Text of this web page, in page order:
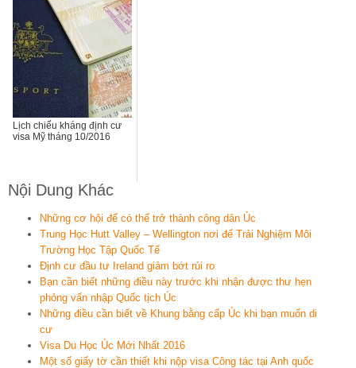
Lịch chiếu kháng định cư
visa Mỹ tháng 10/2016
Nội Dung Khác
Những cơ hội để có thể trở thành công dân Úc
Trung Học Hutt Valley – Wellington nơi để Trải Nghiệm Môi
Trường Học Tập Quốc Tế
Định cư đầu tư Ireland giảm bớt rủi ro
Bạn cần biết những điều này trước khi nhận được thư hẹn
phỏng vấn nhập Quốc tịch Úc
Những điều cần biết về Khung bằng cấp Úc khi bạn muốn di
cư
Visa Du Học Úc Mới Nhất 2016
Một số giấy tờ cần thiết khi nộp visa Công tác tại Anh quốc